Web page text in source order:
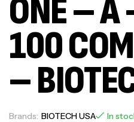
ONE – A
100
–
Brands: BIOTECH USA In